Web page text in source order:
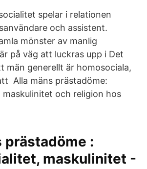
spelar i relationen
och assistent.
mönster av manlig
på väg att luckras upp i Det
män generellt är homosociala,
Alla mäns prästadöme:
maskulinitet och religion hos
prästadöme :
maskulinitet -